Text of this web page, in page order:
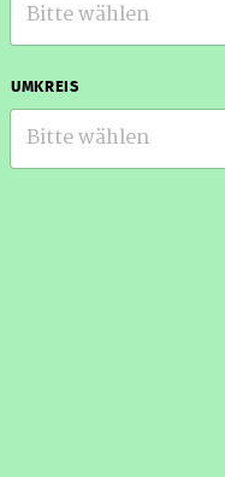
Bitte wählen
UMKREIS
Bitte wählen